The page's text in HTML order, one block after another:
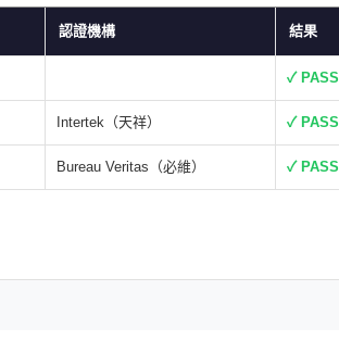
認證機構 結果
✓ PASS
Intertek（天祥） ✓ PASS
Bureau Veritas（必維） ✓ PASS